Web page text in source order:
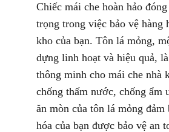
Chiếc mái che hoàn hảo
trọng trong việc bảo vệ hàng
kho của bạn. Tôn lá mỏng,
dựng linh hoạt và hiệu quả,
thông minh cho mái che nhà
chống thấm nước, chống ẩm
ăn mòn của tôn lá mỏng đảm
hóa của bạn được bảo vệ an